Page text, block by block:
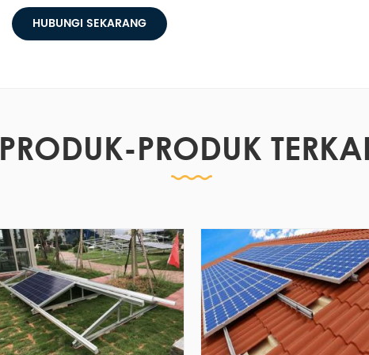
HUBUNGI SEKARANG
PRODUK-PRODUK